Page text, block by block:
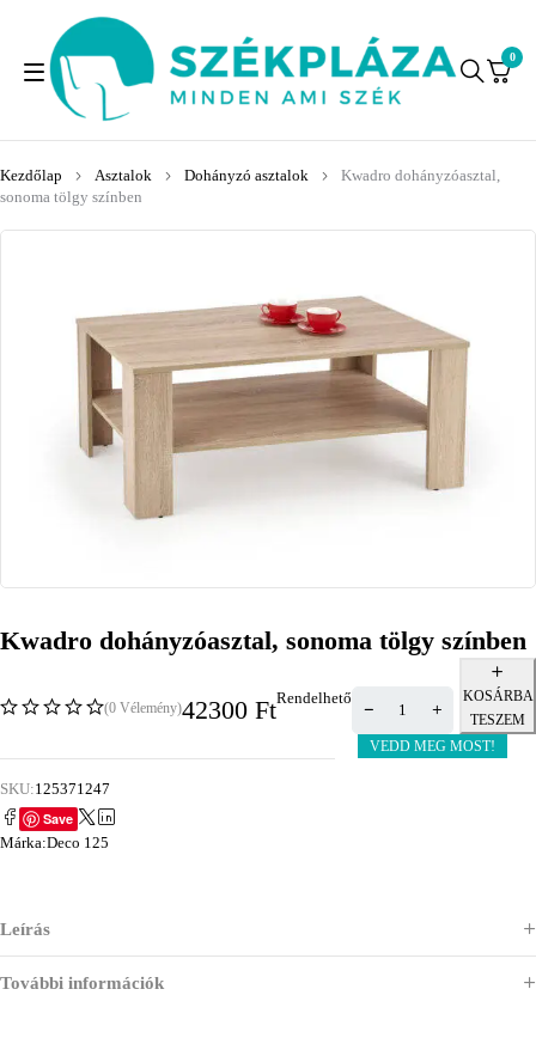
0
Kezdőlap Asztalok Dohányzó asztalok
Kwadro dohányzóasztal,
sonoma tölgy színben
Kwadro dohányzóasztal, sonoma tölgy színben
(0 Vélemény)42300 FtRendelhető
KOSÁRBA
TESZEM
VEDD MEG MOST!
SKU:125371247
Save
Márka:Deco 125
Leírás
További információk